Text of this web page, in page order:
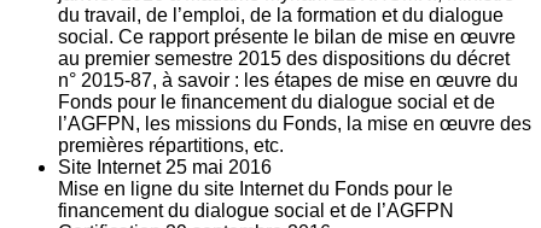
du travail, de l’emploi, de la formation et du dialogue
social. Ce rapport présente le bilan de mise en œuvre
au premier semestre 2015 des dispositions du décret
n° 2015-87, à savoir : les étapes de mise en œuvre du
Fonds pour le financement du dialogue social et de
l’AGFPN, les missions du Fonds, la mise en œuvre des
premières répartitions, etc.
Site Internet 25 mai 2016
Mise en ligne du site Internet du Fonds pour le
financement du dialogue social et de l’AGFPN